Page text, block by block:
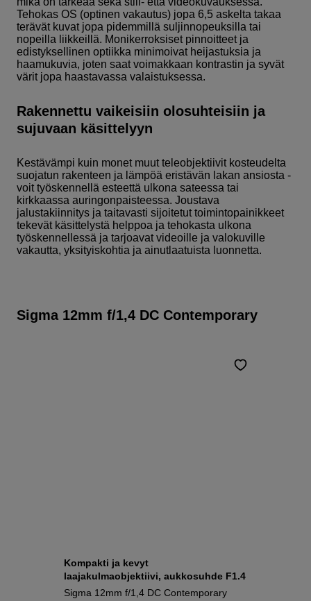
Tehokas OS (optinen vakautus) jopa 6,5 ​​askelta takaa
terävät kuvat jopa pidemmillä suljinnopeuksilla tai
nopeilla liikkeillä. Monikerroksiset pinnoitteet ja
edistyksellinen optiikka minimoivat heijastuksia ja
haamukuvia, joten saat voimakkaan kontrastin ja syvät
värit jopa haastavassa valaistuksessa.
Rakennettu vaikeisiin olosuhteisiin ja
sujuvaan käsittelyyn
Kestävämpi kuin monet muut teleobjektiivit kosteudelta
suojatun rakenteen ja lämpöä eristävän lakan ansiosta -
voit työskennellä esteettä ulkona sateessa tai
kirkkaassa auringonpaisteessa. Joustava
jalustakiinnitys ja taitavasti sijoitetut toimintopainikkeet
tekevät käsittelystä helppoa ja tehokasta ulkona
työskennellessä ja tarjoavat videoille ja valokuville
vakautta, yksityiskohtia ja ainutlaatuista luonnetta.
Sigma 12mm f/1,4 DC Contemporary
Kompakti ja kevyt
laajakulmaobjektiivi, aukkosuhde F1.4
Sigma 12mm f/1,4 DC Contemporary